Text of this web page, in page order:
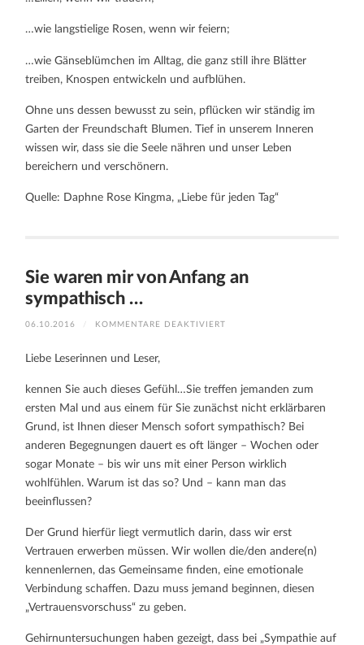
…wie langstielige Rosen, wenn wir feiern;
…wie Gänseblümchen im Alltag, die ganz still ihre Blätter
treiben, Knospen entwickeln und aufblühen.
Ohne uns dessen bewusst zu sein, pflücken wir ständig im
Garten der Freundschaft Blumen. Tief in unserem Inneren
wissen wir, dass sie die Seele nähren und unser Leben
bereichern und verschönern.
Quelle: Daphne Rose Kingma, „Liebe für jeden Tag“
Sie waren mir von Anfang an
sympathisch …
06.10.2016 / KOMMENTARE DEAKTIVIERT
SYMPATHISCH
Liebe Leserinnen und Leser,
kennen Sie auch dieses Gefühl…Sie treffen jemanden zum
ersten Mal und aus einem für Sie zunächst nicht erklärbaren
Grund, ist Ihnen dieser Mensch sofort sympathisch? Bei
anderen Begegnungen dauert es oft länger – Wochen oder
sogar Monate – bis wir uns mit einer Person wirklich
wohlfühlen. Warum ist das so? Und – kann man das
beeinflussen?
Der Grund hierfür liegt vermutlich darin, dass wir erst
Vertrauen erwerben müssen. Wir wollen die/den andere(n)
kennenlernen, das Gemeinsame finden, eine emotionale
Verbindung schaffen. Dazu muss jemand beginnen, diesen
„Vertrauensvorschuss“ zu geben.
Gehirnuntersuchungen haben gezeigt, dass bei „Sympathie auf